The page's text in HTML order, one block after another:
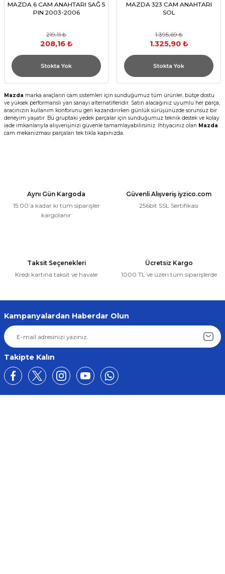
MAZDA 6 CAM ANAHTARI SAĞ 5
PIN 2003-2006
219,11 ₺
208,16 ₺
Stokta Yok
MAZDA 323 CAM ANAHTARI
SOL
1.395,69 ₺
1.325,90 ₺
Stokta Yok
Mazda marka araçların cam sistemleri için sunduğumuz tüm ürünler, bütçe dostu
ve yüksek performanslı yan sanayi alternatifleridir. Satın alacağınız uyumlu her parça,
aracınızın kullanım konforunu geri kazandırırken günlük sürüşünüzde sorunsuz bir
deneyim yaşatır. Bu gruptaki yedek parçalar için sunduğumuz teknik destek ve kolay
iade imkanlarıyla alışverişinizi güvenle tamamlayabilirsiniz. İhtiyacınız olan Mazda
cam mekanizması parçaları tek tıkla kapınızda.
Aynı Gün Kargoda
15:00’a kadar ki tüm siparişler
kargolanır
Güvenli Alışveriş iyzico.com
256bit SSL Sertifikası
Taksit Seçenekleri
Kredi kartına taksit ve havale
Ücretsiz Kargo
1000 TL ve üzeri tüm siparişlerde
Kampanyalardan Haberdar Olun
Takipte Kalın